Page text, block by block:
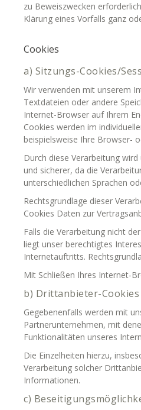
zu Beweiszwecken
Klärung eines Vorfalls ganz
Cookies
a) Sitzungs-Cookies/
Wir verwenden mit unserem
Textdateien oder andere
Internet-Browser auf Ihrem
Cookies werden im
beispielsweise Ihre Browser-
Durch diese Verarbeitung
und sicherer, da die
unterschiedlichen Sprachen
Rechtsgrundlage dieser
Cookies Daten zur
Falls die Verarbeitung nicht
liegt unser berechtigtes
Internetauftritts.
Mit Schließen Ihres Internet-
b) Drittanbieter-Cookies
Gegebenenfalls werden mit
Partnerunternehmen, mit
Funktionalitäten unseres
Die Einzelheiten hierzu,
Verarbeitung solcher
Informationen.
c)